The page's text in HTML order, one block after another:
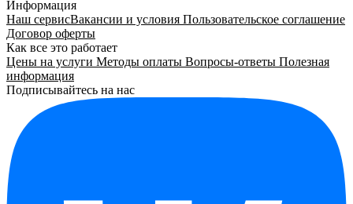
Информация
Наш сервисВакансии и условия Пользовательское соглашение
Договор оферты
Как все это работает
Цены на услуги Методы оплаты Вопросы-ответы Полезная
информация
Подписывайтесь на нас